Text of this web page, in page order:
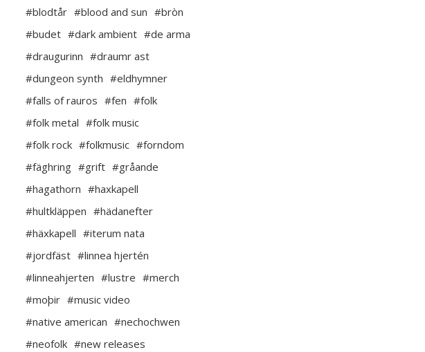
#blodtår #blood and sun #bròn
#budet #dark ambient #de arma
#draugurinn #draumr ast
#dungeon synth #eldhymner
#falls of rauros #fen #folk
#folk metal #folk music
#folk rock #folkmusic #forndom
#fäghring #grift #gråande
#hagathorn #haxkapell
#hultkläppen #hädanefter
#häxkapell #iterum nata
#jordfäst #linnea hjertén
#linneahjerten #lustre #merch
#moþir #music video
#native american #nechochwen
#neofolk #new releases